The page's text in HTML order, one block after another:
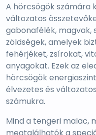
A hörcsögök számára
változatos
gabonafélék,
zöldségek, amelyek
fehérjéket, zsírokat,
anyagokat. Ezek az
hörcsögök
élvezetes és
számukra.
Mind a tengeri malac,
megtalálhatók a